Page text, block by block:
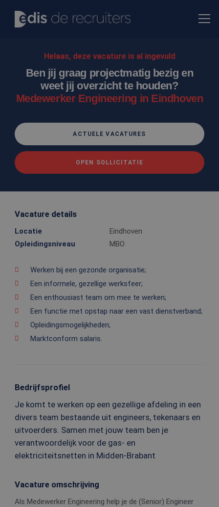
Helaas, deze vacature is al ingevuld
Ben jij graag projectmatig bezig en
weet jij overzicht te houden?
Medewerker Engineering in Eindhoven
ACTUELE VACATURES
OPEN SOLLICITATIE
Vacature details
Locatie
Eindhoven
Opleidingsniveau
MBO
Werken bij een gezonde organisatie;
Een informele, gezellige werksfeer;
Een enthousiast team om mee te werken;
Een functie met opstap naar een vast dienstverband;
Opleidingsmogelijkheden;
Marktconform salaris.
Bedrijfsprofiel
Je komt te werken op een gezellige afdeling in een
divers team bestaande uit engineers, tekenaars en
uitvoerders. Samen met jouw team ben je
verantwoordelijk voor de gas- en
elektriciteitsnetten in Midden-Brabant
Vacature omschrijving
Als Medewerker Engineering help je de (Senior) Engineer